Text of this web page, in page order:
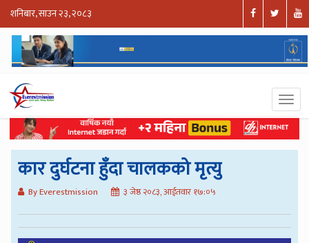
शनिबार, साउन २३, २०८३
कार दुर्घटना हुँदा चालकको मृत्यु
By Everestmission ३ जेष्ठ २०८३, आईतवार १७:०५